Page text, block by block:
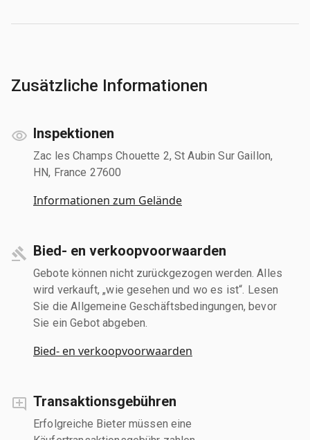
Zusätzliche Informationen
Inspektionen
Zac les Champs Chouette 2, St Aubin Sur Gaillon,
HN, France 27600
Informationen zum Gelände
Bied- en verkoopvoorwaarden
Gebote können nicht zurückgezogen werden. Alles
wird verkauft, „wie gesehen und wo es ist“. Lesen
Sie die Allgemeine Geschäftsbedingungen, bevor
Sie ein Gebot abgeben.
Bied- en verkoopvoorwaarden
Transaktionsgebühren
Erfolgreiche Bieter müssen eine